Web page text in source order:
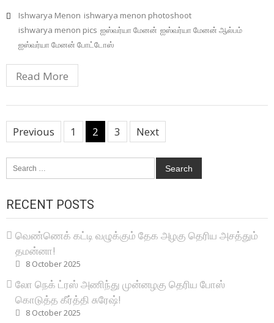
Ishwarya Menon ishwarya menon photoshoot
ishwarya menon pics ஐஸ்வர்யா மேனன் ஐஸ்வர்யா மேனன் ஆல்பம்
ஐஸ்வர்யா மேனன் போட்டோஸ்
Read More
Posts
pagination
Previous 1 2 3 Next
for:
RECENT POSTS
வெண்ணெக் கட்டி வழுக்கும் தேக அழகு தெரிய அசத்தும்
தமன்னா!
8 October 2025
லோ நெக் ட்ரஸ் அணிந்து முன்னழகு தெரிய போஸ்
கொடுத்த கீர்த்தி சுரேஷ்!
8 October 2025